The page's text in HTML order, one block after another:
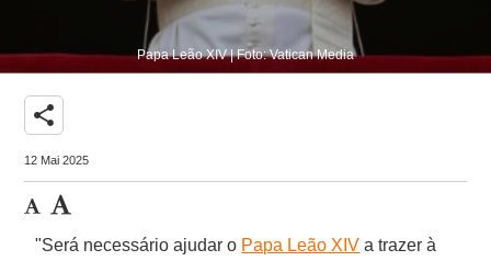
Papa Leão XIV | Foto: Vatican Media
share
12 Mai 2025
"Será necessário ajudar o Papa Leão XIV a trazer à